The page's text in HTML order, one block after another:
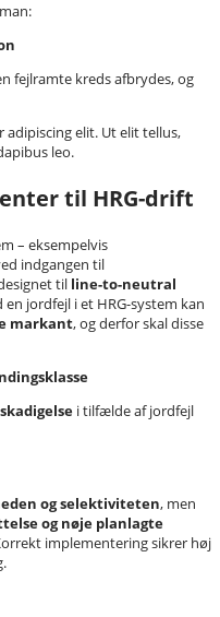
fejlramte kreds afbrydes, og
elit. Ut elit tellus,
leo.
til HRG-drift
– eksempelvis
indgangen til
til line-to-neutral
jordfejl i et HRG-system kan
markant, og derfor skal disse
i tilfælde af jordfejl
og selektiviteten, men
og nøje planlagte
implementering sikrer høj